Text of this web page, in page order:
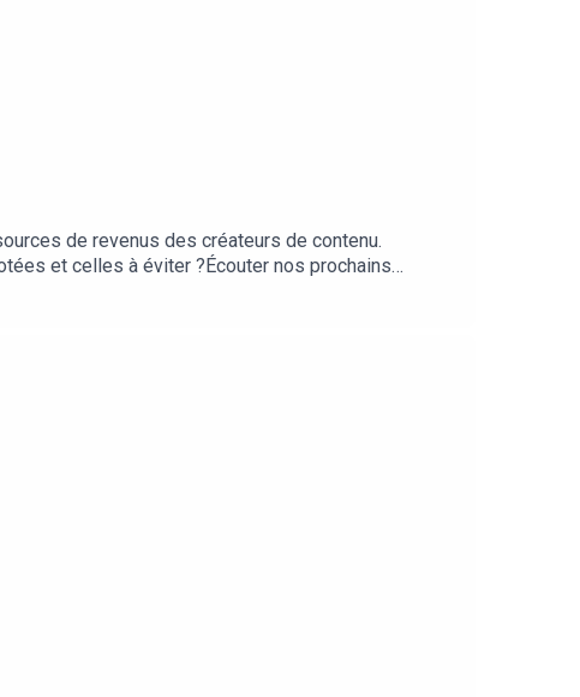
de revenus des créateurs de contenu.
et celles à éviter ?Écouter nos prochains
www.speakpipe.com/SpeakeasyPour candidater
au podcast sur les réseaux avec le
romainlanery/Production /influxProd -